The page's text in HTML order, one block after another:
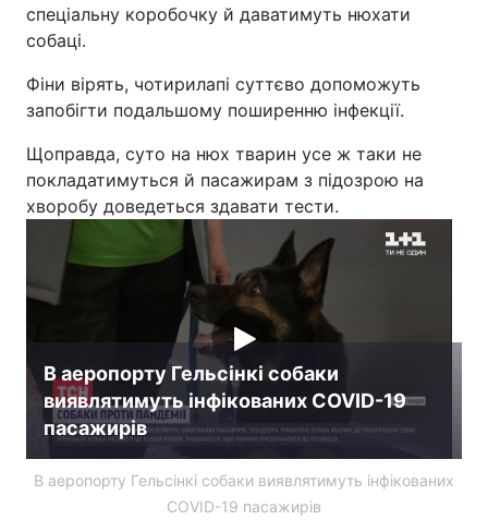
спеціальну коробочку й даватимуть нюхати
собаці.
Фіни вірять, чотирилапі суттєво допоможуть
запобігти подальшому поширенню інфекції.
Щоправда, суто на нюх тварин усе ж таки не
покладатимуться й пасажирам з підозрою на
хворобу доведеться здавати тести.
В аеропорту Гельсінкі собаки
виявлятимуть інфікованих COVID-19
пасажирів
В аеропорту Гельсінкі собаки виявлятимуть інфікованих
COVID-19 пасажирів